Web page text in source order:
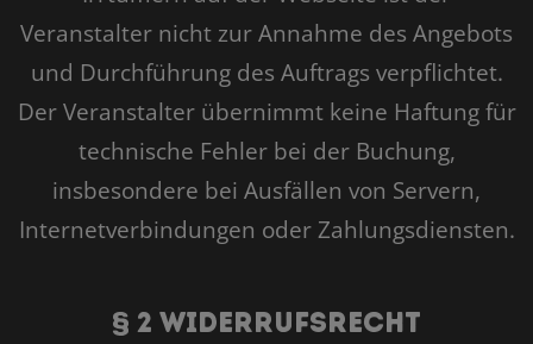
Veranstalter nicht zur Annahme des Angebots
und Durchführung des Auftrags verpflichtet.
Der Veranstalter übernimmt keine Haftung für
technische Fehler bei der Buchung,
insbesondere bei Ausfällen von Servern,
Internetverbindungen oder Zahlungsdiensten.
§ 2 Widerrufsrecht